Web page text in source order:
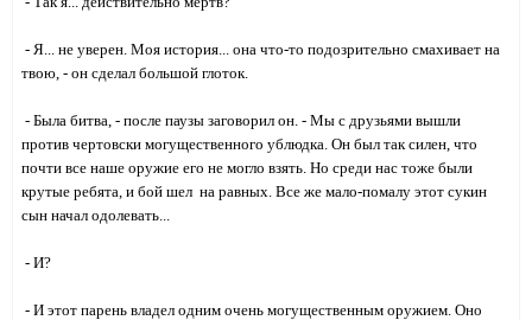
- Я... не уверен. Моя история... она что-то подозрительно смахивает на
твою, - он сделал большой глоток.
- Была битва, - после паузы заговорил он. - Мы с друзьями вышли
против чертовски могущественного ублюдка. Он был так силен, что
почти все наше оружие его не могло взять. Но среди нас тоже были
крутые ребята, и бой шел на равных. Все же мало-помалу этот сукин
сын начал одолевать...
- И?
- И этот парень владел одним очень могущественным оружием. Оно